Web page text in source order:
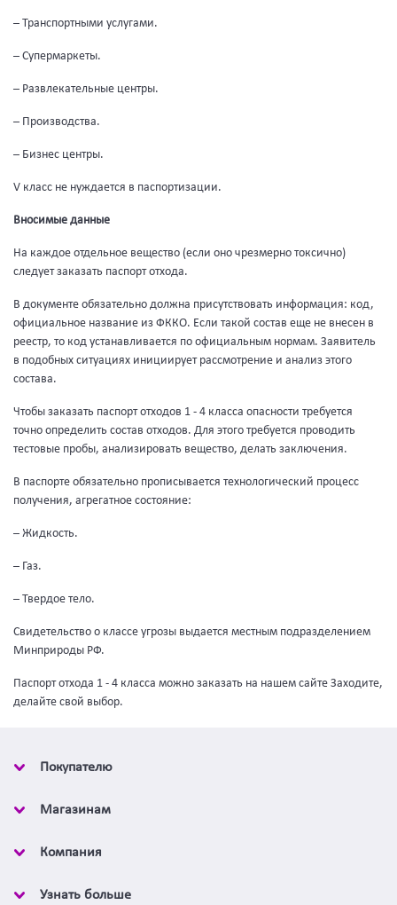
– Транспортными услугами.
– Супермаркеты.
– Развлекательные центры.
– Производства.
– Бизнес центры.
V класс не нуждается в паспортизации.
Вносимые данные
На каждое отдельное вещество (если оно чрезмерно токсично)
следует заказать паспорт отхода.
В документе обязательно должна присутствовать информация: код,
официальное название из ФККО. Если такой состав еще не внесен в
реестр, то код устанавливается по официальным нормам. Заявитель
в подобных ситуациях инициирует рассмотрение и анализ этого
состава.
Чтобы заказать паспорт отходов 1 - 4 класса опасности требуется
точно определить состав отходов. Для этого требуется проводить
тестовые пробы, анализировать вещество, делать заключения.
В паспорте обязательно прописывается технологический процесс
получения, агрегатное состояние:
– Жидкость.
– Газ.
– Твердое тело.
Свидетельство о классе угрозы выдается местным подразделением
Минприроды РФ.
Паспорт отхода 1 - 4 класса можно заказать на нашем сайте Заходите,
делайте свой выбор.
Покупателю
Магазинам
Компания
Узнать больше